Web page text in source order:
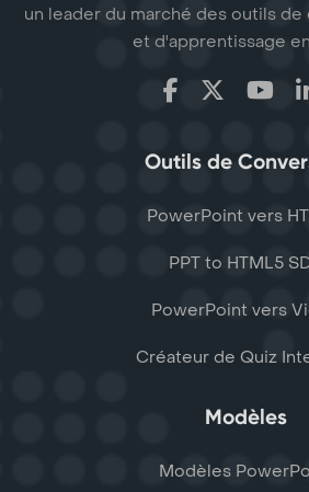
un leader du marché des outils
et d'apprentissage
Outils de
PowerPoint vers
PPT to HTML5
PowerPoint vers
Créateur de Quiz
Modèles
Modèles